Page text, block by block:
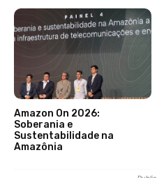
Amazon On 2026:
Soberania e
Sustentabilidade na
Amazônia